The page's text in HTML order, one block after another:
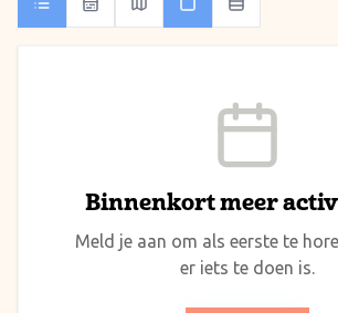
Binnenkort meer
Meld je aan om als eerste te
er iets te doen is.